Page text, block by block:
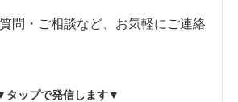
問・ご相談など、お気軽にご連絡
タップで発信します▼